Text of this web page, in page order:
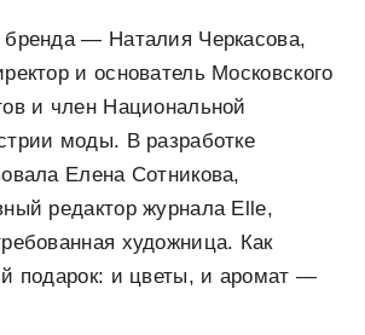
бренда — Наталия Черкасова,
и основатель Московского
и член Национальной
моды. В разработке
Елена Сотникова,
редактор журнала Elle,
художница. Как
подарок: и цветы, и аромат —